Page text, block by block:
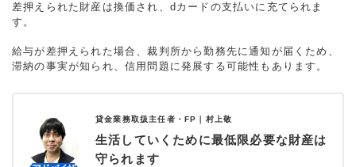
差押えられた財産は換価され、dカードの支払いに充てられま
す。
給与が差押えられた場合、裁判所から勤務先に通知が届くため、
滞納の事実が知られ、信用問題に発展する可能性もあります。
貸金業務取扱主任者・FP｜ 村上敬
生活していくために最低限必要な財産は
守られます